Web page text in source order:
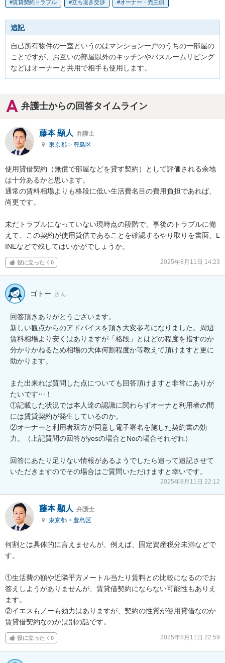
賃貸契約トラブル 立ち退き交渉 オーナー・売主側
追記
自己所有物件の一室というのはマンション一戸のうちの一部屋の
ことですが、お互いの部屋以外のキッチンやバスルームリビング
などはオーナーと共用で相手も使用します。
弁護士からの回答タイムライン
藤本 顯人 弁護士
東京都 > 豊島区
使用貸借契約（無償で部屋などを貸す契約）として評価される余地
は十分あるかと思います。
通常の賃料相場よりも格段に低い生活費名目の費用負担であれば、
尚更です。
未だトラブルになっていない現時点の段階で、事後のトラブルに備
えて、この契約が使用貸借であることを確認するやり取りを書面、L
INEなどで残してはいかがでしょうか。
役に立った 0 2025年8月11日 14:23
ゴトー さん
回答頂きありがとうございます。
新しい観点からのアドバイスを頂き大変参考になりました。周辺
賃料相場より安くはありますが「格段」とはどの程度を指すのか
分かりかねるため相場の大体何割程度か等教えて頂けますと更に
助かります。
また出来れば質問した点についても回答頂けますと非常にありが
たいです⋯！
①記載した状況では本人達の認識に関わらずオーナと利用者の間
には賃貸契約が発生しているのか。
②オーナーと利用者双方が同意し電子署名を施した契約書の効
力。（上記質問の回答がyesの場合とNoの場合それぞれ）
回答にあたり足りない情報があるようでしたら追って追記させて
いただきますのでその場合はご質問いただけますと幸いです。
2025年8月11日 22:12
藤本 顯人 弁護士
東京都 > 豊島区
何割とは具体的に言えませんが、例えば、固定資産税分未満などで
す。
①生活費の額や近隣平方メートル当たり賃料との比較になるのでお
答えしようがありませんが、賃貸借契約にならない可能性もありえ
ます。
②イエスもノーも効力はありますが、契約の性質が使用貸借なのか
賃貸借契約なのかは別の話です。
役に立った 0 2025年8月11日 22:59